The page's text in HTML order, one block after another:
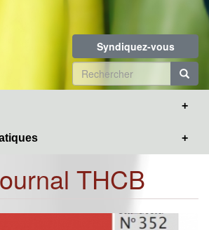
Syndiquez-vous
Formulaire
de
THCB